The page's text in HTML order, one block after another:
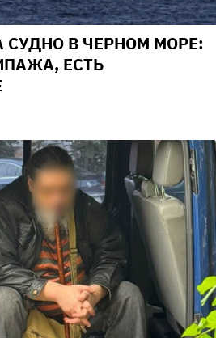
СУДНО В ЧЕРНОМ МОРЕ:
ЕСТЬ